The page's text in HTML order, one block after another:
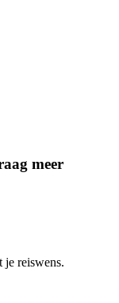
meer
reiswens.